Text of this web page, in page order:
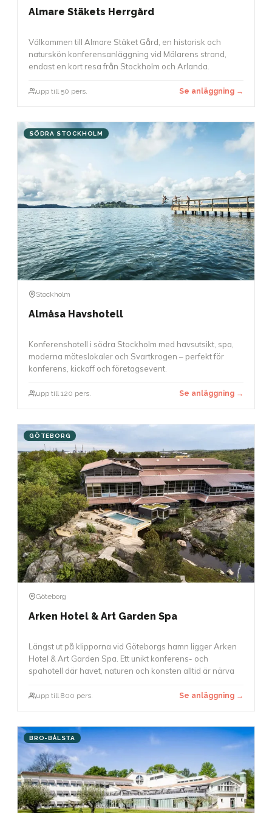
Almare Stäkets Herrgård
Välkommen till Almare Stäket Gård, en historisk och
naturskön konferensanläggning vid Mälarens strand,
endast en kort resa från Stockholm och Arlanda.
upp till 50 pers. Se anläggning →
SÖDRA STOCKHOLM
Stockholm
Almåsa Havshotell
Konferenshotell i södra Stockholm med havsutsikt, spa,
moderna möteslokaler och Svartkrogen – perfekt för
konferens, kickoff och företagsevent.
upp till 120 pers. Se anläggning →
GÖTEBORG
Göteborg
Arken Hotel & Art Garden Spa
Längst ut på klipporna vid Göteborgs hamn ligger Arken
Hotel & Art Garden Spa. Ett unikt konferens- och
spahotell där havet, naturen och konsten alltid är närva
upp till 800 pers. Se anläggning →
BRO-BÅLSTA